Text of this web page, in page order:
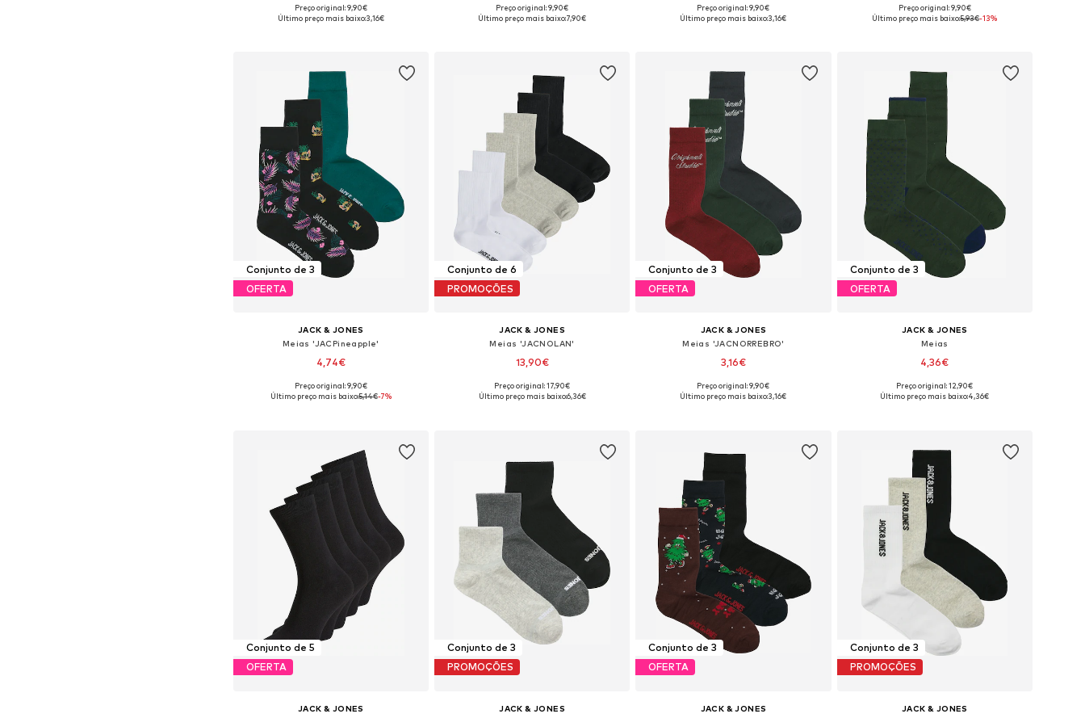
+1
Tamanhos disponíveis: 41-46
Preço original: 9,90€
Último preço mais baixo:3,16€
Tamanhos disponíveis: 41-46
Preço original: 9,90€
Último preço mais baixo:7,90€
Tamanhos disponíveis: 41-46
Preço original: 9,90€
Último preço mais baixo:3,16€
Tamanhos disponíveis: 41-46
Preço original: 9,90€
Último preço mais baixo:5,93€-13%
Conjunto de 3
OFERTA
JACK & JONES
Meias 'JACPineapple'
4,74€
Tamanhos disponíveis: 41-46
Preço original: 9,90€
Último preço mais baixo:5,14€-7%
Conjunto de 6
PROMOÇÕES
JACK & JONES
Meias 'JACNOLAN'
13,90€
Tamanhos disponíveis: 41-46
Preço original: 17,90€
Último preço mais baixo:6,36€
Conjunto de 3
OFERTA
JACK & JONES
Meias 'JACNORREBRO'
3,16€
+1
Tamanhos disponíveis: 41-46
Preço original: 9,90€
Último preço mais baixo:3,16€
Conjunto de 3
OFERTA
JACK & JONES
Meias
4,36€
Tamanhos disponíveis: 41-46
Preço original: 12,90€
Último preço mais baixo:4,36€
Conjunto de 5
OFERTA
JACK & JONES
Conjunto de 3
PROMOÇÕES
JACK & JONES
Conjunto de 3
OFERTA
JACK & JONES
Conjunto de 3
PROMOÇÕES
JACK & JONES